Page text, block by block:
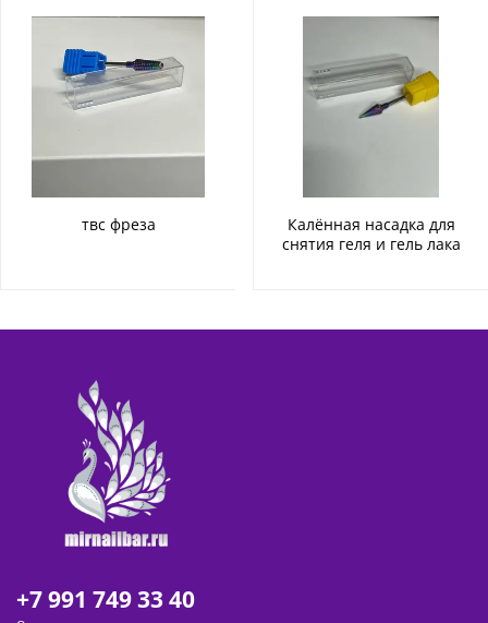
твс фреза
Калённая насадка для
снятия геля и гель лака
+7 991 749 33 40